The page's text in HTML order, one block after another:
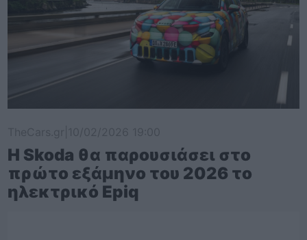
Η Skoda θα παρουσιάσει στο
πρώτο εξάμηνο του 2026 το
ηλεκτρικό Epiq